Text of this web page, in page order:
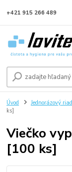
+421 915 266 489
Úvod Jednorázový
ks]
Viečko
[100 ks]